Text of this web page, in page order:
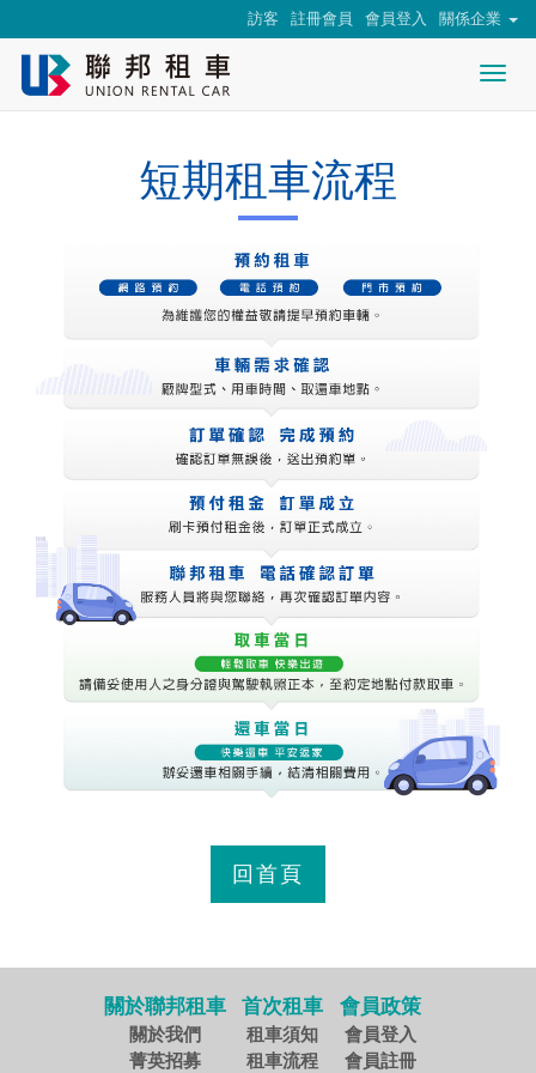
訪客 註冊會員 會員登入 關係企業
nav
短期租車流程
回首頁
關於聯邦租車
關於我們
菁英招募
首次租車
租車須知
租車流程
會員政策
會員登入
會員註冊